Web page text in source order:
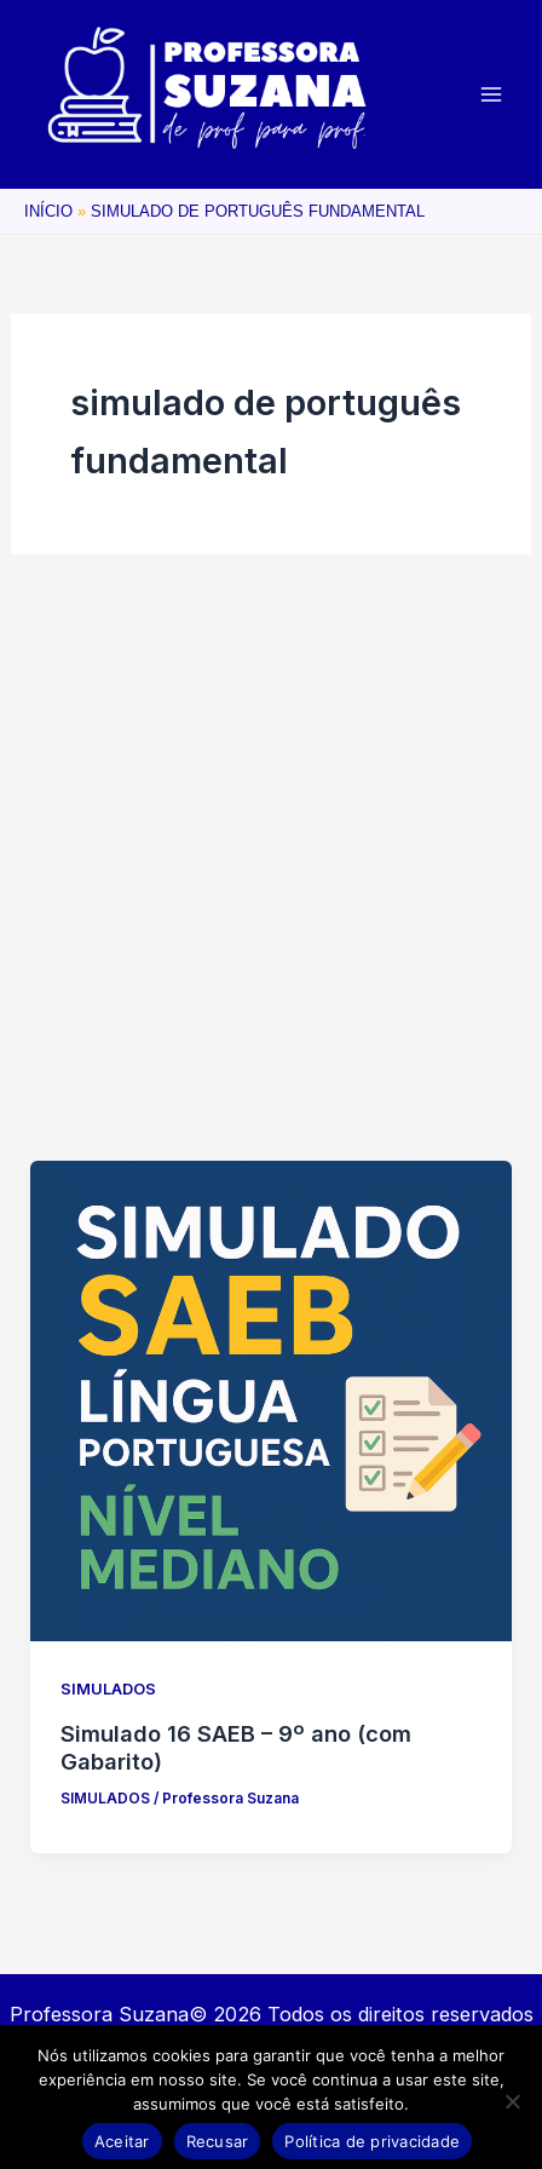
conteúdo
INÍCIO SIMULADO DE PORTUGUÊS FUNDAMENTAL
simulado de português
fundamental
SIMULADOS
Simulado 16 SAEB – 9º ano (com
Gabarito)
SIMULADOS/ Professora Suzana
Professora Suzana© 2026 Todos os direitos reservados
Contato
Política de privacidade
Termos e Condições
Nós utilizamos cookies para garantir que você tenha a melhor
experiência em nosso site. Se você continua a usar este site,
assumimos que você está satisfeito.
Aceitar
Recusar Política de privacidade